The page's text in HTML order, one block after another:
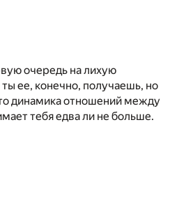
очередь на лихую
ее, конечно, получаешь, но
динамика отношений между
тебя едва ли не больше.